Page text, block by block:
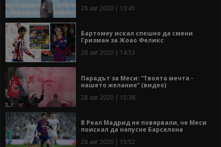
28 авг 2020 | 13:45
Бартомеу искал спешно да смени
Гризман за Жоао Феликс
28 авг 2020 | 14:53
Парадът за Меси: “Твоята мечта -
нашето желание” (видео)
28 авг 2020 | 15:38
В Реал Мадрид не повярвали, че Меси
поискал да напусне Барселона
28 авг 2020 | 15:52